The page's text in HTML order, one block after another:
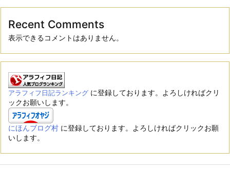
Recent Comments
表示できるコメントはありません。
アラフィフ日記ランキング に登録しております。よろしければクリ
ックお願いします。
にほんブログ村 に登録しております。よろしければクリックお願
いします。